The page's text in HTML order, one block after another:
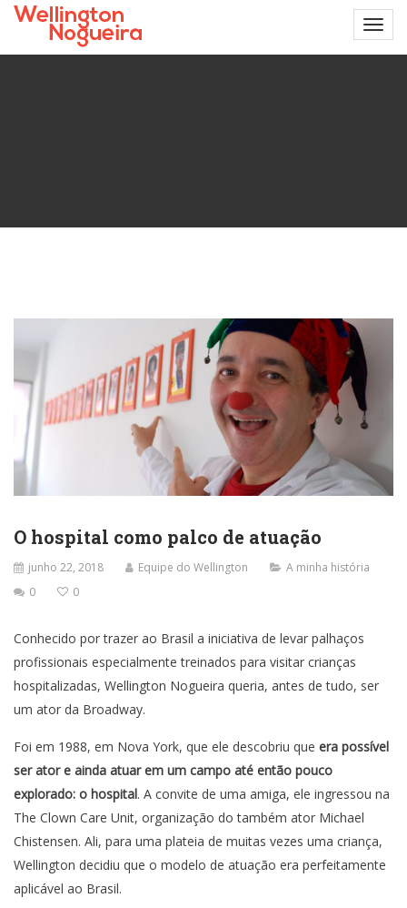
O hospital como palco de atuação
junho 22, 2018 Equipe do Wellington
A minha história
0
0
Conhecido por trazer ao Brasil a iniciativa de levar palhaços
profissionais especialmente treinados para visitar crianças
hospitalizadas, Wellington Nogueira queria, antes de tudo, ser
um ator da Broadway.
Foi em 1988, em Nova York, que ele descobriu que era possível
ser ator e ainda atuar em um campo até então pouco
explorado: o hospital. A convite de uma amiga, ele ingressou na
The Clown Care Unit, organização do também ator Michael
Chistensen. Ali, para uma plateia de muitas vezes uma criança,
Wellington decidiu que o modelo de atuação era perfeitamente
aplicável ao Brasil.